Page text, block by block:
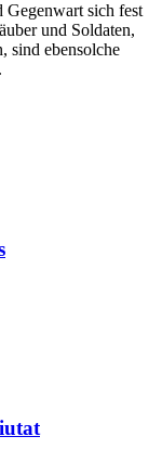
Gegenwart sich fest
und Soldaten,
sind ebensolche